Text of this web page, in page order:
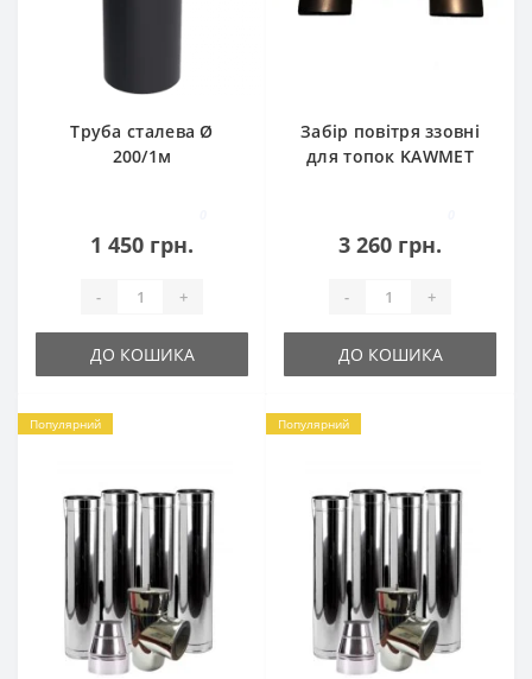
Труба сталева Ø
200/1м
1 450 грн.
- +
ДО КОШИКА
Забір повітря ззовні
для топок KAWMET
3 260 грн.
- +
ДО КОШИКА
Популярний Популярний